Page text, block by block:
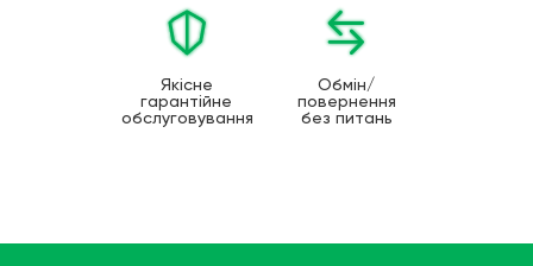
Якісне
гарантійне
обслуговування
Обмін/
повернення
без питань